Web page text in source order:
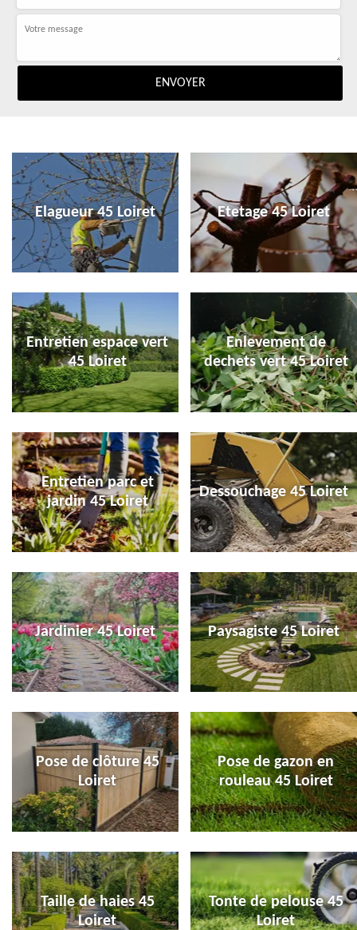
Elagueur 45 Loiret Etetage 45 Loiret
Entretien espace vert
45 Loiret
Enlevement de
dechets vert 45 Loiret
Entretien parc et
jardin 45 Loiret
Dessouchage 45 Loiret
Jardinier 45 Loiret Paysagiste 45 Loiret
Pose de clôture 45
Loiret
Pose de gazon en
rouleau 45 Loiret
Taille de haies 45
Loiret
Tonte de pelouse 45
Loiret